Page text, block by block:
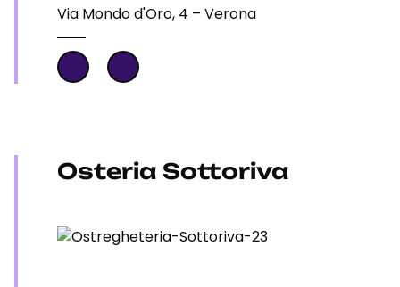
Via Mondo d'Oro, 4 – Verona
Osteria Sottoriva